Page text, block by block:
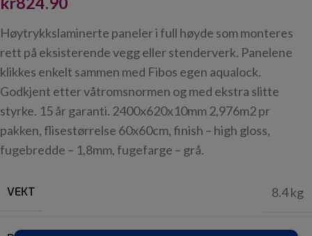
Høytrykkslaminerte paneler i full høyde som monteres
rett på eksisterende vegg eller stenderverk. Panelene
klikkes enkelt sammen med Fibos egen aqualock.
Godkjent etter våtromsnormen og med ekstra slitte
styrke. 15 år garanti. 2400x620x10mm 2,976m2 pr
pakken, flisestørrelse 60x60cm, finish – high gloss,
fugebredde – 1,8mm, fugefarge – grå.
VEKT 8.4 kg